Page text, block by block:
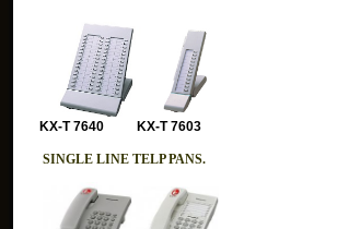
KX-T 7640 KX-T 7603
SINGLE LINE TELP PANS.